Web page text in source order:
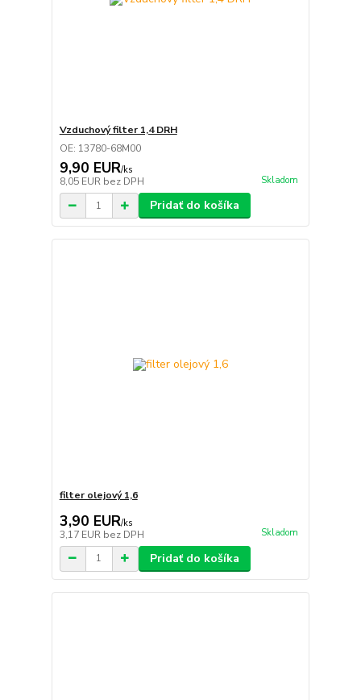
Vzduchový filter 1,4 DRH
OE: 13780-68M00
9,90 EUR/ks
8,05 EUR bez DPH Skladom
Pridať do košíka
filter olejový 1,6
3,90 EUR/ks
3,17 EUR bez DPH Skladom
Pridať do košíka